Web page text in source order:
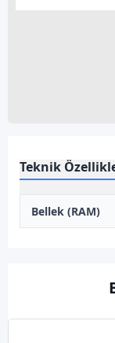
Teknik
Bellek (RAM)